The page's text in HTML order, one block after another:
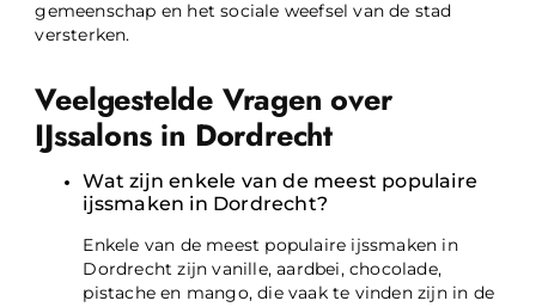
gemeenschap en het sociale weefsel van de stad
versterken.
Veelgestelde Vragen over
IJssalons in Dordrecht
Wat zijn enkele van de meest populaire
ijssmaken in Dordrecht?
Enkele van de meest populaire ijssmaken in
Dordrecht zijn vanille, aardbei, chocolade,
pistache en mango, die vaak te vinden zijn in de